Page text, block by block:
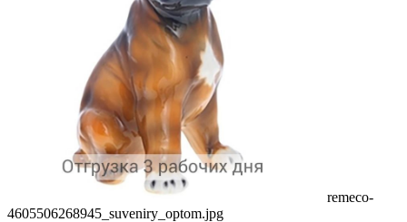
remeco-
4605506268945_suveniry_optom.jpg